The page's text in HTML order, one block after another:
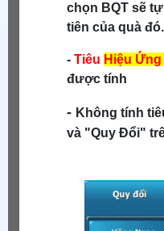
chọn BQT sẽ
tiên của quà đó.
-Tiêu Hiệu
được tính
- Không tính
và "Quy Đổi"